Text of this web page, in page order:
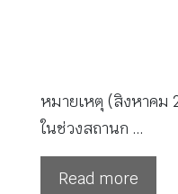
หมายเหตุ (สิงหาคม
ในช่วงสถานก …
Read more